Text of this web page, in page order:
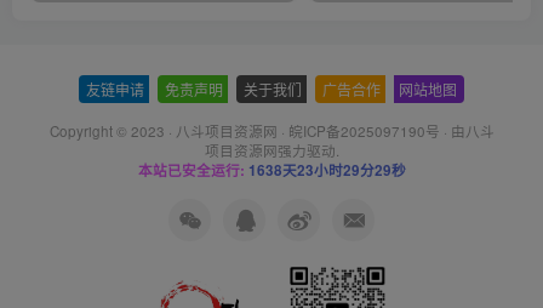
友链申请 免责声明 关于我们 广告合作 网站地图
Copyright © 2023 · 八斗项目资源网 · 皖ICP备2025097190号 · 由八斗
项目资源网强力驱动.
本站已安全运行: 1638天23小时29分29秒